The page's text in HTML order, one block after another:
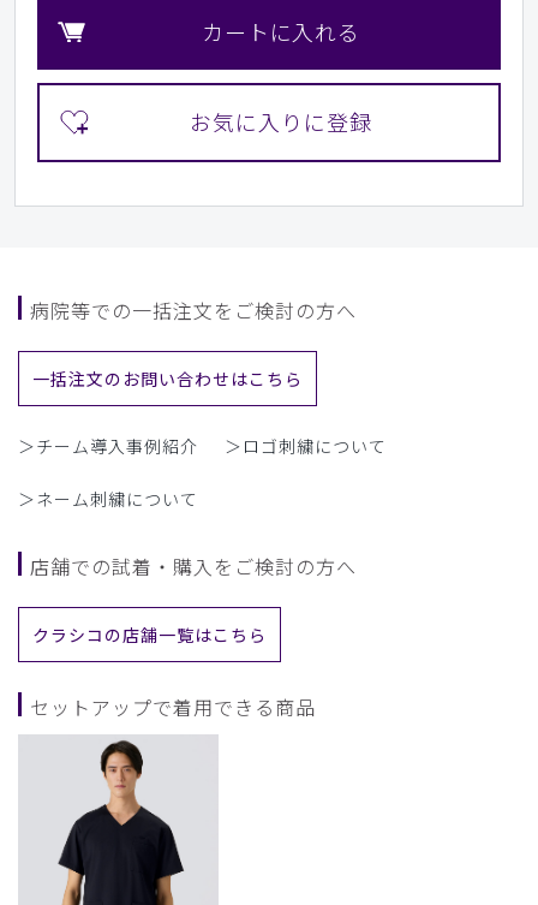
カートに入れる
病院等での一括注文をご検討の方へ
一括注文のお問い合わせはこちら
＞チーム導入事例紹介 ＞ロゴ刺繍について
＞ネーム刺繍について
店舗での試着・購入をご検討の方へ
クラシコの店舗一覧はこちら
セットアップで着用できる商品